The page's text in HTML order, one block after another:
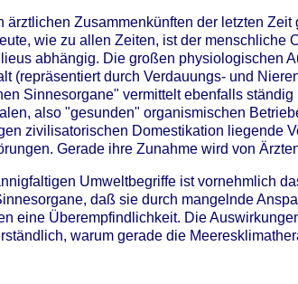
ärztlichen Zusammenkünften der letzten
wie zu allen Zeiten, ist der
abhängig. Die großen physiologischen
(repräsentiert durch Verdauungs- und
Sinnesorgane" vermittelt ebenfalls
also "gesunden" organismischen
zivilisatorischen Domestikation liegende
Gerade ihre Zunahme wird von
Umweltbegriffe ist vornehmlich
daß sie durch mangelnde
eine Überempfindlichkeit. Die
warum gerade die